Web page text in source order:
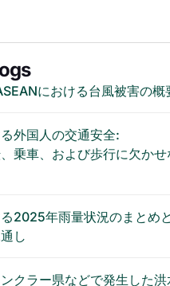
における台風被害の概
外国人の交通安全:
乗車、および歩行に欠かせ
2025年雨量状況のまとめ
し
クラー県などで発生した